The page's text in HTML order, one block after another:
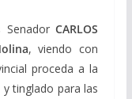
CARLOS
, viendo con
proceda a la
tinglado para las